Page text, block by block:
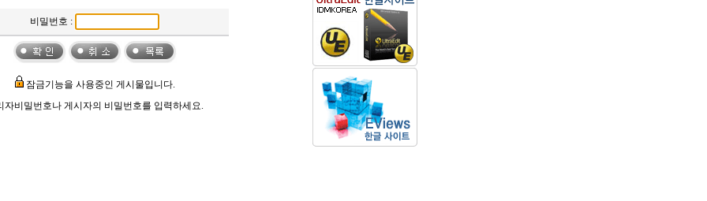
비밀번호 :
잠금기능을 사용중인 게시물입니다.
자비밀번호나 게시자의 비밀번호를 입력하세요.